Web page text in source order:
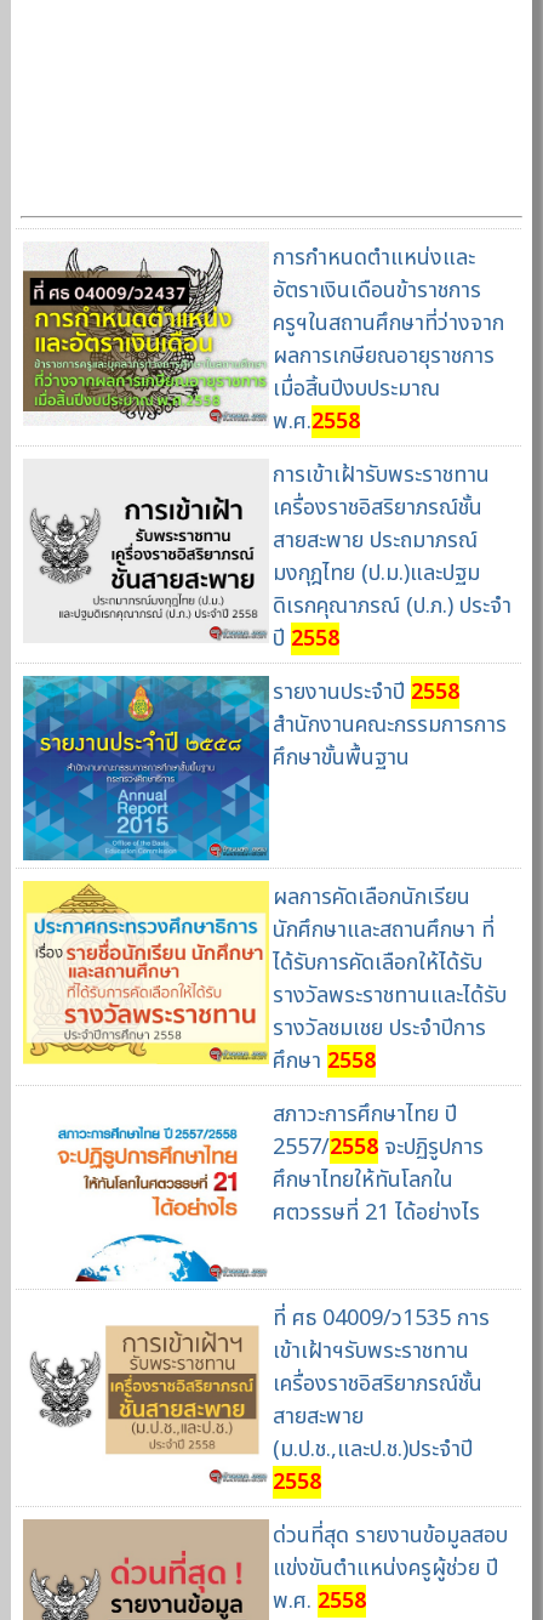
การกำหนดตำแหน่งและ
อัตราเงินเดือนข้าราชการ
ครูฯในสถานศึกษาที่ว่างจาก
ผลการเกษียณอายุราชการ
เมื่อสิ้นปีงบประมาณ
พ.ศ.2558
การเข้าเฝ้ารับพระราชทาน
เครื่องราชอิสริยาภรณ์ชั้น
สายสะพาย ประถมาภรณ์
มงกุฎไทย (ป.ม.)และปฐม
ดิเรกคุณาภรณ์ (ป.ภ.) ประจำ
ปี 2558
รายงานประจำปี 2558
สำนักงานคณะกรรมการการ
ศึกษาขั้นพื้นฐาน
ผลการคัดเลือกนักเรียน
นักศึกษาและสถานศึกษา ที่
ได้รับการคัดเลือกให้ได้รับ
รางวัลพระราชทานและได้รับ
รางวัลชมเชย ประจำปีการ
ศึกษา 2558
สภาวะการศึกษาไทย ปี
2557/2558จะปฏิรูปการ
ศึกษาไทยให้ทันโลกใน
ศตวรรษที่ 21 ได้อย่างไร
ที่ ศธ 04009/ว1535 การ
เข้าเฝ้าฯรับพระราชทาน
เครื่องราชอิสริยาภรณ์ชั้น
สายสะพาย
(ม.ป.ช.,และป.ช.)ประจำปี
2558
ด่วนที่สุด รายงานข้อมูลสอบ
แข่งขันตำแหน่งครูผู้ช่วย ปี
พ.ศ. 2558